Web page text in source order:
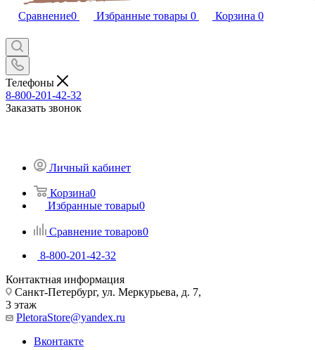
Сравнение0 Избранные товары 0 Корзина 0
Телефоны
8-800-201-42-32
Заказать звонок
Личный кабинет
Корзина0
Избранные товары0
Сравнение товаров0
8-800-201-42-32
Контактная информация
Санкт-Петербург, ул. Меркурьева, д. 7,
3 этаж
PletoraStore@yandex.ru
Вконтакте